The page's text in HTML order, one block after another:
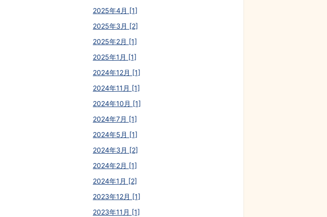
2025年4月 [1]
2025年3月 [2]
2025年2月 [1]
2025年1月 [1]
2024年12月 [1]
2024年11月 [1]
2024年10月 [1]
2024年7月 [1]
2024年5月 [1]
2024年3月 [2]
2024年2月 [1]
2024年1月 [2]
2023年12月 [1]
2023年11月 [1]